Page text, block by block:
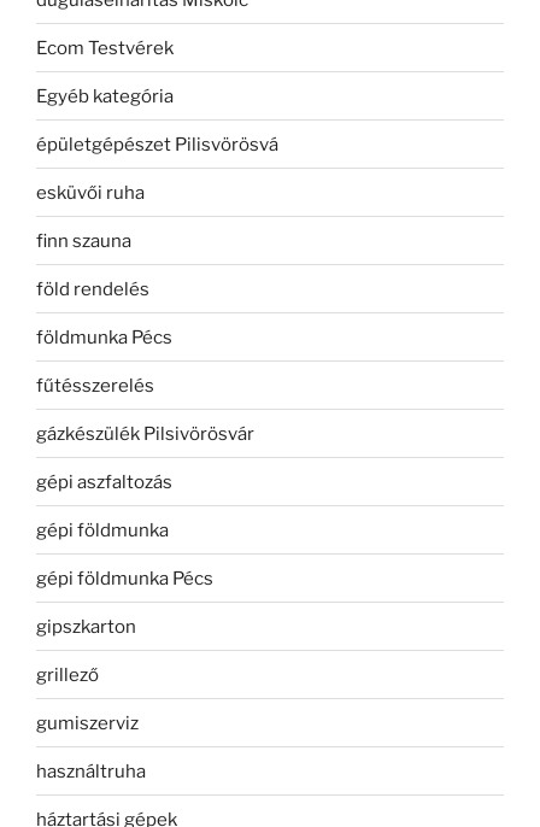
Ecom Testvérek
Egyéb kategória
épületgépészet Pilisvörösvá
esküvői ruha
finn szauna
föld rendelés
földmunka Pécs
fűtésszerelés
gázkészülék Pilsivörösvár
gépi aszfaltozás
gépi földmunka
gépi földmunka Pécs
gipszkarton
grillező
gumiszerviz
használtruha
háztartási gépek